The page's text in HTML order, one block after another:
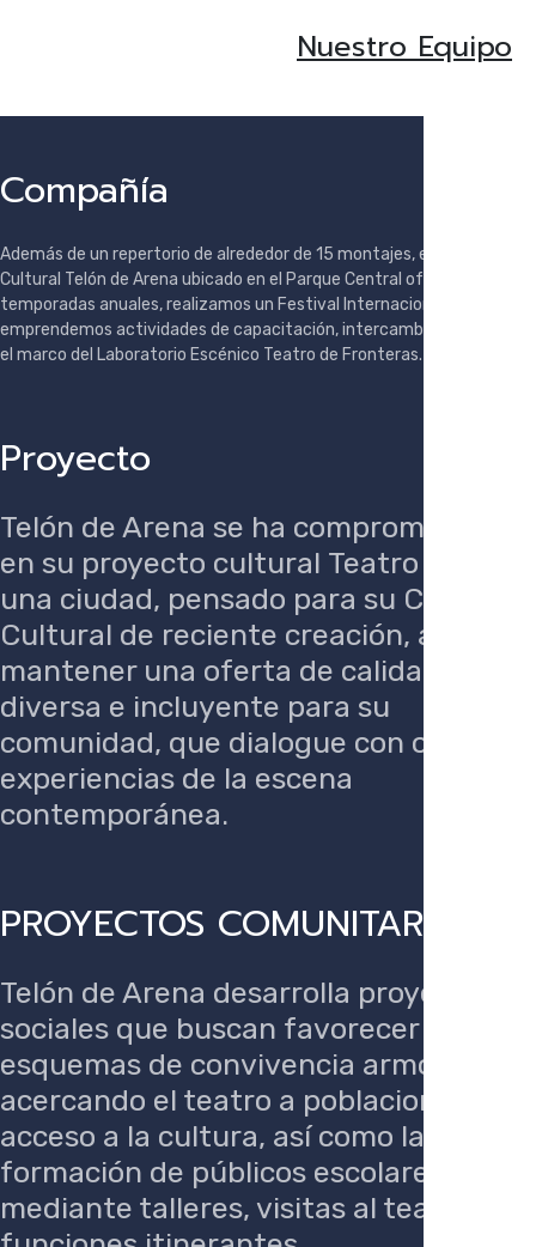
Nuestro Equipo
Compañía
Además de un repertorio de alrededor de 15 montajes, en el Centro
Cultural Telón de Arena ubicado en el Parque Central ofrecemos
temporadas anuales, realizamos un Festival Internacional,
emprendemos actividades de capacitación, intercambios y giras en
el marco del Laboratorio Escénico Teatro de Fronteras.
Proyecto
Telón de Arena se ha comprometido
en su proyecto cultural Teatro para
una ciudad, pensado para su Centro
Cultural de reciente creación, a
mantener una oferta de calidad,
diversa e incluyente para su
comunidad, que dialogue con otras
experiencias de la escena
contemporánea.
PROYECTOS COMUNITARIOS
Telón de Arena desarrolla proyectos
sociales que buscan favorecer
esquemas de convivencia armónica,
acercando el teatro a poblaciones sin
acceso a la cultura, así como la
formación de públicos escolares
mediante talleres, visitas al teatro y